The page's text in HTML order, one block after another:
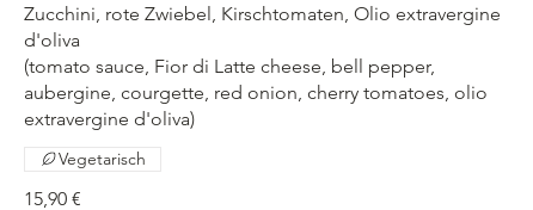
Zucchini, rote Zwiebel, Kirschtomaten, Olio extravergine
d'oliva
(tomato sauce, Fior di Latte cheese, bell pepper,
aubergine, courgette, red onion, cherry tomatoes, olio
extravergine d'oliva)
15,90 €
Vegetarisch